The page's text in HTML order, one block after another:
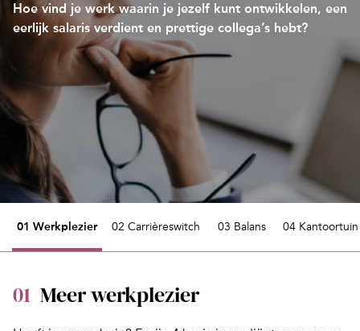
Hoe vind je werk waarin je jezelf kunt ontwikkelen, een
eerlijk salaris verdient en prettige collega’s hebt?
01 Werkplezier 02 Carrièreswitch 03 Balans 04 Kantoortuin
01 Meer werkplezier